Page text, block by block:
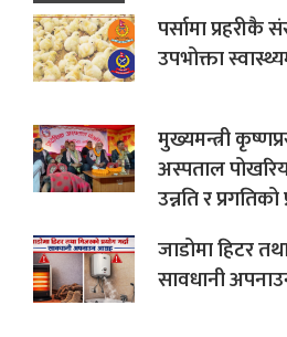
पर्सामा प्रहरीकै
उपभोक्ता
मुख्यमन्त्री
अस्पताल
उन्नति र प्रगतिको
जाडोमा हिटर
सावधानी